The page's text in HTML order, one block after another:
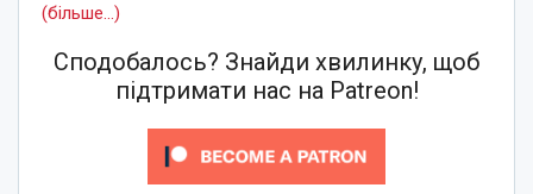
(більше…)
Сподобалось? Знайди хвилинку, щоб
підтримати нас на Patreon!